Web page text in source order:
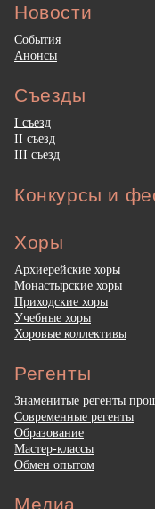
Новости
События
Анонсы
Съезды
I съезд
II съезд
III съезд
Конкурсы и
Хоры
Архиерейские хоры
Монастырские хоры
Приходские хоры
Учебные хоры
Хоровые коллективы
Регенты
Знаменитые регенты
Современные регенты
Образование
Мастер-классы
Обмен опытом
Медиа